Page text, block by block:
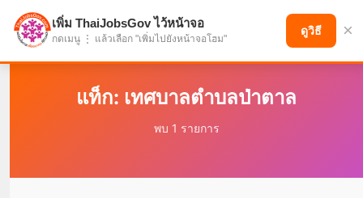
แบ่งปันโอกาส เพื่ออนาคตที่ก้าวหน้า
แท็ก: เทศบาลตำบลป่าตาล
พบ 1 รายการ
เพิ่ม ThaiJobsGov ไว้หน้าจอ
กดเมนู ⋮ แล้วเลือก "เพิ่มไปยังหน้าจอโฮม"
ดูวิธี ×